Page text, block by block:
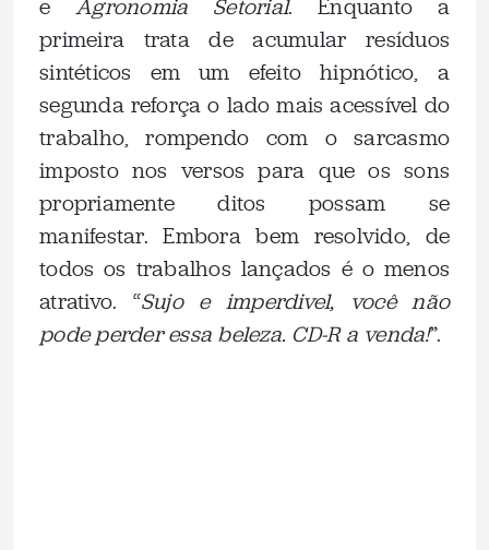
e Agronomia Setorial. Enquanto a
primeira trata de acumular resíduos
sintéticos em um efeito hipnótico, a
segunda reforça o lado mais acessível do
trabalho, rompendo com o sarcasmo
imposto nos versos para que os sons
propriamente ditos possam se
manifestar. Embora bem resolvido, de
todos os trabalhos lançados é o menos
atrativo. “Sujo e imperdivel, você não
pode perder essa beleza. CD-R a venda!”.